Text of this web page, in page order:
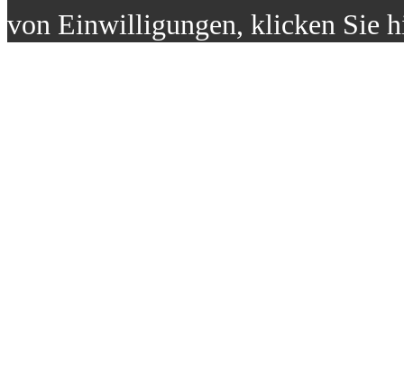
von Einwilligungen, klicken Sie